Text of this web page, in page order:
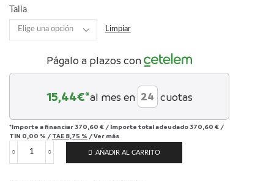
Talla
Limpiar
Págalo a plazos con
15,44€*al mes en cuotas
*Importe a financiar370,60 € / Importe total adeudado370,60 € /
TIN 0,00 % / TAE 8,75 % /Ver más
S-
AÑADIR AL CARRITO